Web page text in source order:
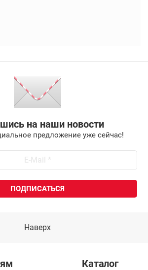
на наши новости
предложение уже сейчас!
Наверх
Каталог